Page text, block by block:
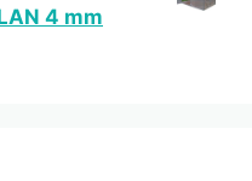
4 mm